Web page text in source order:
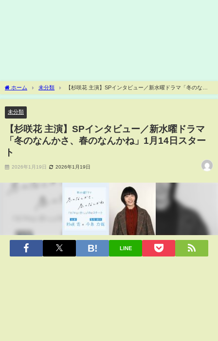
ホーム 未分類
【杉咲花 主演】SPインタビュー／新水曜ドラマ「冬のなん
かさ、春のなんかね」1月14日スタート
未分類
【杉咲花 主演】SPインタビュー／新水曜ドラマ
「冬のなんかさ、春のなんかね」1月14日スター
ト
2026年1月19日 2026年1月19日
LINE